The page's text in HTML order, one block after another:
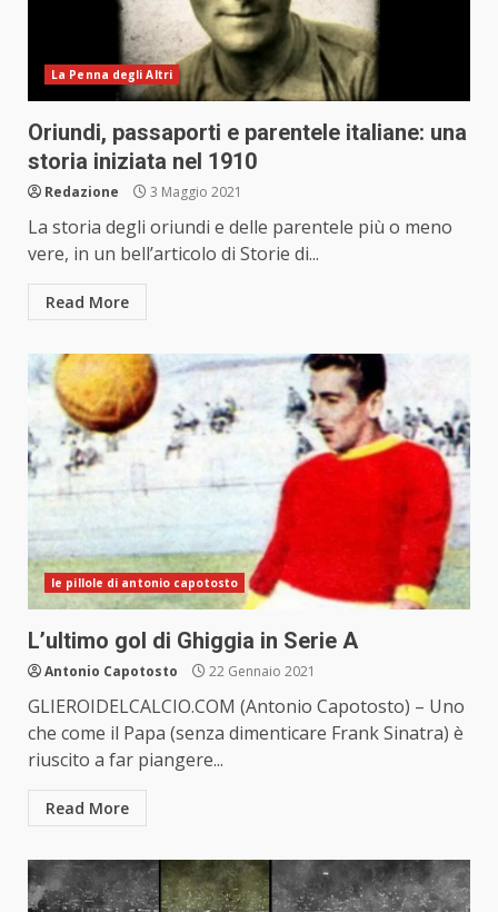
La Penna degli Altri
Oriundi, passaporti e parentele italiane: una
storia iniziata nel 1910
Redazione 3 Maggio 2021
La storia degli oriundi e delle parentele più o meno
vere, in un bell’articolo di Storie di...
Read More
le pillole di antonio capotosto
L’ultimo gol di Ghiggia in Serie A
Antonio Capotosto 22 Gennaio 2021
GLIEROIDELCALCIO.COM (Antonio Capotosto) – Uno
che come il Papa (senza dimenticare Frank Sinatra) è
riuscito a far piangere...
Read More